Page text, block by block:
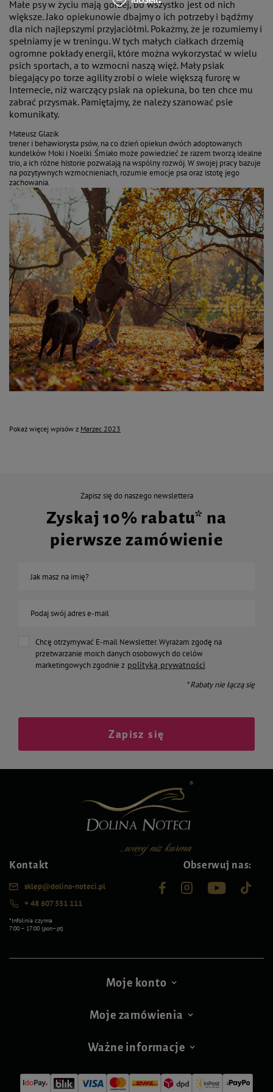
Małe psy w życiu mają gorzej, bo wszystko jest od nich
większe. Jako opiekunowie dbajmy o ich potrzeby i bądźmy
dla nich najlepszymi przyjaciółmi. Pokażmy, że je rozumiemy i
spełniamy je w treningu. W tych małych ciałkach drzemią
ogromne pokłady energii, które można wykorzystać w wielu
psich sportach, a to wzmocni naszą więź. Mały psiak
biegający po torze agility zrobi o wiele większą furorę w
Internecie, niż warczący psiak na opiekuna, bo ten chce mu
zabrać przysmak. Pamiętajmy, że należy szanować psie
komunikaty.
Mateusz Glazik
trener i behawiorysta psów, na co dzień opiekun dwóch adoptowanych
kundelków Moki i Noelki. Śmiało może powiedzieć że razem tworzą idealne
trio, a ich różne historie pozwalają na wspólny rozwój. W swojej pracy bazuje
na pozytywnych wzmocnieniach, rozumie emocje psa oraz istotę jego
zachowania.
Pokaż więcej wpisów z Marzec 2023
Zapisz się do naszego newslettera
Zyskaj 10% rabatu* na
pierwsze zamówienie
Jak masz na imię?
Podaj swój adres e-mail
Chcę otrzymywać E-mail Newsletter. Wyrażam zgodę na
przetwarzanie moich danych osobowych do celów
marketingowych zgodnie z polityką prywatności
* Rabaty nie łączą się
Zapisz się
Kontakt
sklep@dolina-noteci.pl
+ 48 607 551 111
*Infolinia czynna
7:00 – 17:00 (pon–pt)
Obserwuj nas:
Moje konto
Moje zamówienia
Ważne informacje